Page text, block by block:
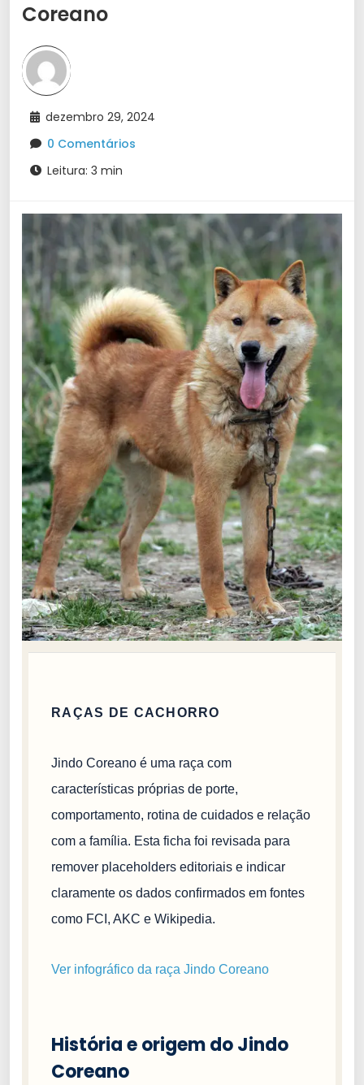
Coreano
dezembro 29, 2024
0 Comentários
Leitura: 3 min
RAÇAS DE CACHORRO
Jindo Coreano é uma raça com
características próprias de porte,
comportamento, rotina de cuidados e relação
com a família. Esta ficha foi revisada para
remover placeholders editoriais e indicar
claramente os dados confirmados em fontes
como FCI, AKC e Wikipedia.
Ver infográfico da raça Jindo Coreano
História e origem do Jindo
Coreano